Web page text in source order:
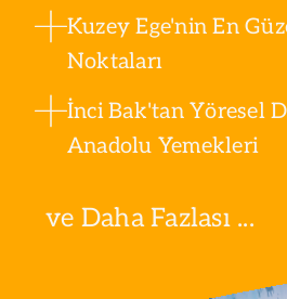
Kuzey Ege'nin En
Noktaları
İnci Bak'tan Yöresel
Anadolu Yemekleri
ve Daha Fazlası ...